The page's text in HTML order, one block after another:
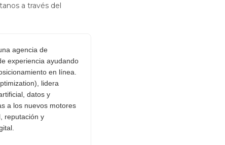
a través del
agencia de
experiencia ayudando
en línea.
lidera
datos y
a los nuevos motores
reputación y